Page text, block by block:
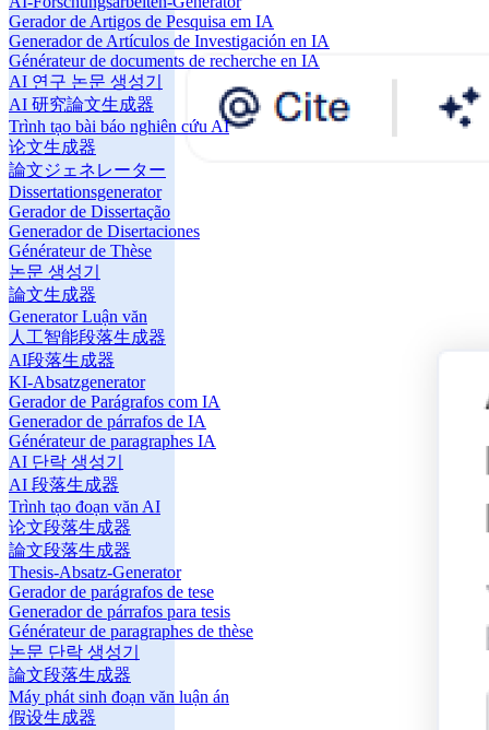
Gerador de Artigos de Pesquisa em IA
Generador de Artículos de Investigación en IA
Générateur de documents de recherche en IA
AI 연구 논문 생성기
AI 研究論文生成器
Trình tạo bài báo nghiên cứu AI
论文生成器
論文ジェネレーター
Dissertationsgenerator
Gerador de Dissertação
Generador de Disertaciones
Générateur de Thèse
논문 생성기
論文生成器
Generator Luận văn
人工智能段落生成器
AI段落生成器
KI-Absatzgenerator
Gerador de Parágrafos com IA
Generador de párrafos de IA
Générateur de paragraphes IA
AI 단락 생성기
AI 段落生成器
Trình tạo đoạn văn AI
论文段落生成器
論文段落生成器
Thesis-Absatz-Generator
Gerador de parágrafos de tese
Generador de párrafos para tesis
Générateur de paragraphes de thèse
논문 단락 생성기
論文段落生成器
Máy phát sinh đoạn văn luận án
假设生成器